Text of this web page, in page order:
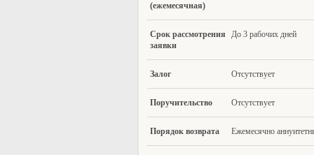
(ежемесячная)
Срок рассмотрения
заявки
До 3 рабочих дней
Залог Отсутствует
Поручительство Отсутствует
Порядок возврата Ежемесячно